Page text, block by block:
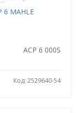
6 MAHLE
ACP 6 000S
Код: 2529640-54